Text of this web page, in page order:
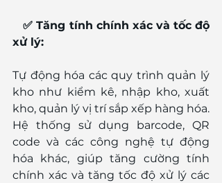
✅ Tăng tính chính xác và tốc độ
xử lý:
Tự động hóa các quy trình quản lý
kho như kiểm kê, nhập kho, xuất
kho, quản lý vị trí sắp xếp hàng hóa.
Hệ thống sử dụng barcode, QR
code và các công nghệ tự động
hóa khác, giúp tăng cường tính
chính xác và tăng tốc độ xử lý các